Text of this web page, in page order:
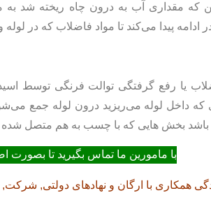
که مقداری آب به درون چاه ریخته شد
پیدا می‌کند تا مواد فاضلاب که در
یا رفع گرفتگی توالت فرنگی توسط اسید
داخل لوله می‌ریزید درون لوله جمع
باشد بخش هایی که با چسب به هم متصل
با مامورین ما تماس بگیرید تا
همکاری با ارگان و نهادهای دولتی,